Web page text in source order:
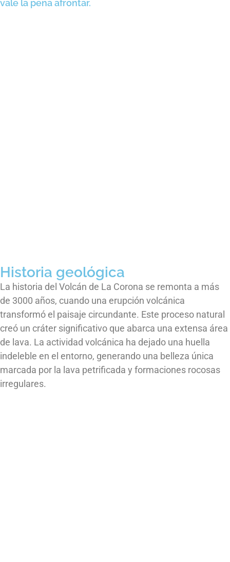
vale la pena afrontar.
Historia geológica
La historia del Volcán de La Corona se remonta a más
de 3000 años, cuando una erupción volcánica
transformó el paisaje circundante. Este proceso natural
creó un cráter significativo que abarca una extensa área
de lava. La actividad volcánica ha dejado una huella
indeleble en el entorno, generando una belleza única
marcada por la lava petrificada y formaciones rocosas
irregulares.